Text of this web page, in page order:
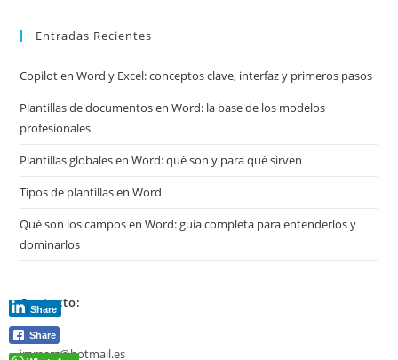
Entradas Recientes
Copilot en Word y Excel: conceptos clave, interfaz y primeros pasos
Plantillas de documentos en Word: la base de los modelos
profesionales
Plantillas globales en Word: qué son y para qué sirven
Tipos de plantillas en Word
Qué son los campos en Word: guía completa para entenderlos y
dominarlos
Contacto:
jmmarz@hotmail.es
Share
Share